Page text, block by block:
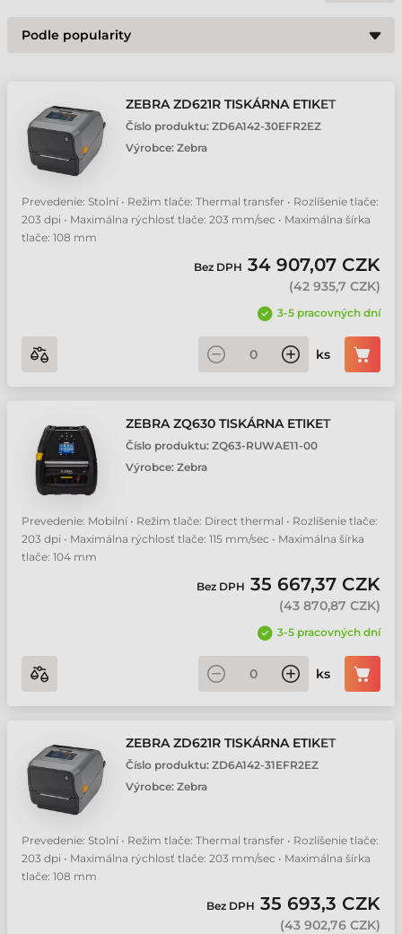
TSC Printronix Auto ID T6000e RFID tiskárna etiket
Zebra ZT411 On-Metal RFID tiskárna etiket
Zebra ZT411 RFID tiskárna etiket
Zebra ZQ511 RFID mobilní tiskárna etiket
Zebra ZQ521 RFID mobilní tiskárna etiket
Zebra ZQ630 RFID mobilní tiskárna etiket
ZEBRA ZD621R TISKÁRNA ETIKET
Číslo produktu: ZD6A142-30EFR2EZ
Výrobce: Zebra
Prevedenie: Stolní • Režim tlače: Thermal transfer • Rozlíšenie tlače:
203 dpi • Maximálna rýchlosť tlače: 203 mm/sec • Maximálna šírka
tlače: 108 mm
Bez DPH 34 907,07 CZK
(42 935,7 CZK)
3-5 pracovných dní
ks
ZEBRA ZQ630 TISKÁRNA ETIKET
Číslo produktu: ZQ63-RUWAE11-00
Výrobce: Zebra
Prevedenie: Mobilní • Režim tlače: Direct thermal • Rozlíšenie tlače:
203 dpi • Maximálna rýchlosť tlače: 115 mm/sec • Maximálna šírka
tlače: 104 mm
Bez DPH 35 667,37 CZK
(43 870,87 CZK)
3-5 pracovných dní
ks
ZEBRA ZD621R TISKÁRNA ETIKET
Číslo produktu: ZD6A142-31EFR2EZ
Výrobce: Zebra
Prevedenie: Stolní • Režim tlače: Thermal transfer • Rozlíšenie tlače:
203 dpi • Maximálna rýchlosť tlače: 203 mm/sec • Maximálna šírka
tlače: 108 mm
Bez DPH 35 693,3 CZK
(43 902,76 CZK)